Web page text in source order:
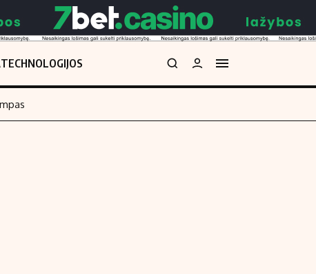
TECHNOLOGIJOS